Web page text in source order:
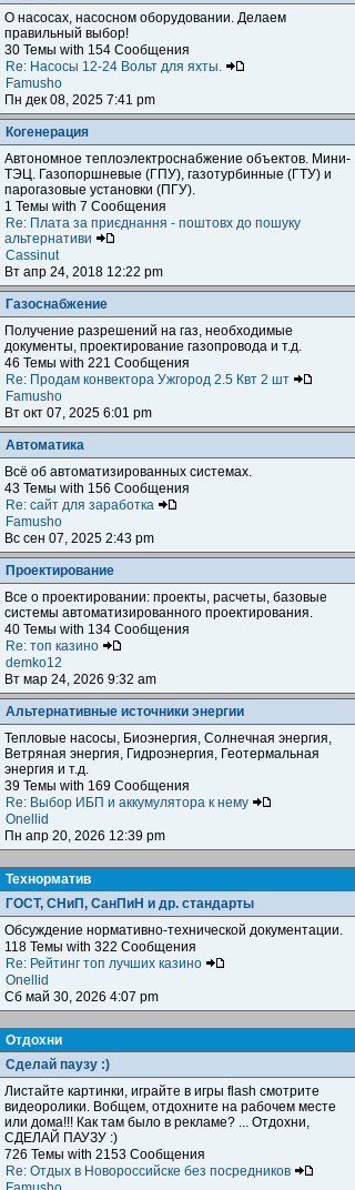
О насосах, насосном оборудовании. Делаем
правильный выбор!
30 Темы with 154 Сообщения
Re: Насосы 12-24 Вольт для яхты.
Famusho
Пн дек 08, 2025 7:41 pm
Когенерация
Автономное теплоэлектроснабжение объектов. Мини-
ТЭЦ. Газопоршневые (ГПУ), газотурбинные (ГТУ) и
парогазовые установки (ПГУ).
1 Темы with 7 Сообщения
Re: Плата за приєднання - поштовх до пошуку
альтернативи
Cassinut
Вт апр 24, 2018 12:22 pm
Газоснабжение
Получение разрешений на газ, необходимые
документы, проектирование газопровода и т.д.
46 Темы with 221 Сообщения
Re: Продам конвектора Ужгород 2.5 Квт 2 шт
Famusho
Вт окт 07, 2025 6:01 pm
Автоматика
Всё об автоматизированных системах.
43 Темы with 156 Сообщения
Re: сайт для заработка
Famusho
Вс сен 07, 2025 2:43 pm
Проектирование
Все о проектировании: проекты, расчеты, базовые
системы автоматизированного проектирования.
40 Темы with 134 Сообщения
Re: топ казино
demko12
Вт мар 24, 2026 9:32 am
Альтернативные источники энергии
Тепловые насосы, Биоэнергия, Солнечная энергия,
Ветряная энергия, Гидроэнергия, Геотермальная
энергия и т.д.
39 Темы with 169 Сообщения
Re: Выбор ИБП и аккумулятора к нему
Onellid
Пн апр 20, 2026 12:39 pm
Teхнорматив
ГОСТ, СНиП, СанПиН и др. стандарты
Обсуждение нормативно-технической документации.
118 Темы with 322 Сообщения
Re: Рейтинг топ лучших казино
Onellid
Сб май 30, 2026 4:07 pm
Отдохни
Сделай паузу :)
Листайте картинки, играйте в игры flash смотрите
видеоролики. Вобщем, отдохните на рабочем месте
или дома!!! Как там было в рекламе? ... Отдохни,
СДЕЛАЙ ПАУЗУ :)
726 Темы with 2153 Сообщения
Re: Отдых в Новороссийске без посредников